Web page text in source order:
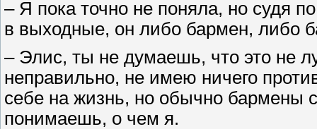
– Я пока точно не поняла, но судя
в выходные, он либо бармен, либо
– Элис, ты не думаешь, что это не
неправильно, не имею ничего
себе на жизнь, но обычно
понимаешь, о чем я.